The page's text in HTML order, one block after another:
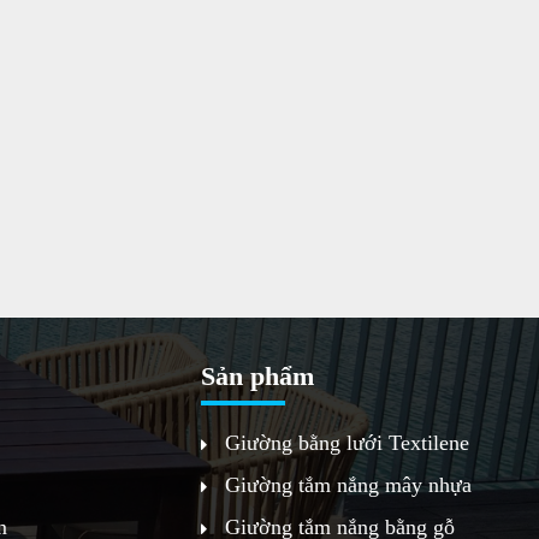
Sản phẩm
Giường bằng lưới Textilene
Giường tắm nắng mây nhựa
Giường tắm nắng bằng gỗ